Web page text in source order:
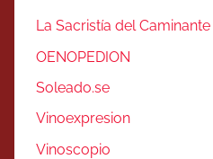
La Sacristía del Caminante
OENOPEDION
Soleado.se
Vinoexpresion
Vinoscopio